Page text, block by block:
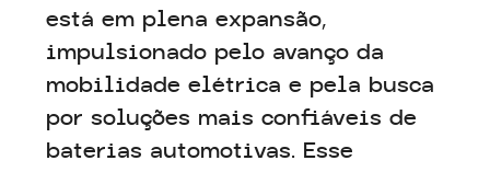
está em plena expansão,
impulsionado pelo avanço da
mobilidade elétrica e pela busca
por soluções mais confiáveis de
baterias automotivas. Esse